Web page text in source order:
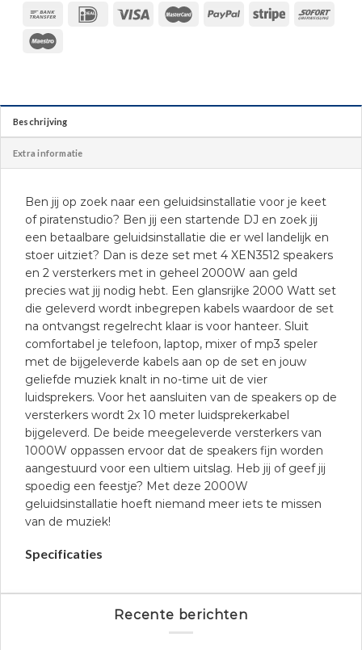
Beschrijving
Extra informatie
Ben jij op zoek naar een geluidsinstallatie voor je keet
of piratenstudio? Ben jij een startende DJ en zoek jij
een betaalbare geluidsinstallatie die er wel landelijk en
stoer uitziet? Dan is deze set met 4 XEN3512 speakers
en 2 versterkers met in geheel 2000W aan geld
precies wat jij nodig hebt. Een glansrijke 2000 Watt set
die geleverd wordt inbegrepen kabels waardoor de set
na ontvangst regelrecht klaar is voor hanteer. Sluit
comfortabel je telefoon, laptop, mixer of mp3 speler
met de bijgeleverde kabels aan op de set en jouw
geliefde muziek knalt in no-time uit de vier
luidsprekers. Voor het aansluiten van de speakers op de
versterkers wordt 2x 10 meter luidsprekerkabel
bijgeleverd. De beide meegeleverde versterkers van
1000W oppassen ervoor dat de speakers fijn worden
aangestuurd voor een ultiem uitslag. Heb jij of geef jij
spoedig een feestje? Met deze 2000W
geluidsinstallatie hoeft niemand meer iets te missen
van de muziek!
Specificaties
Recente berichten